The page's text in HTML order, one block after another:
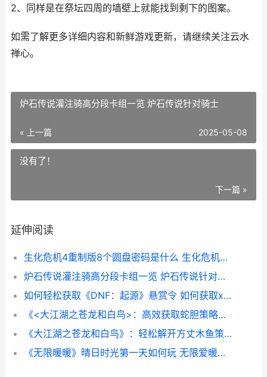
2、同样是在祭坛四周的墙壁上就能找到剩下的图案。
如需了解更多详细内容和新鲜游戏更新，请继续关注云水
禅心。
炉石传说灌注骑高分段卡组一览 炉石传说针对骑士
« 上一篇 2025-05-08
没有了！
下一篇 »
延伸阅读
生化危机4重制版8个圆盘密码是什么 生化危机4重制版解谜
炉石传说灌注骑高分段卡组一览 炉石传说针对骑士
如何轻松获取《DNF：起源》悬赏令 如何获取xdai
《<大江湖之苍龙和白鸟>：高效获取蛇胆策略》 大江湖系列小说
《大江湖之苍龙和白鸟》：轻松解开方丈木鱼策略 大江湖之苍龙与白鸟大青蚺
《无限暖暖》晴日时光第一天如何玩 无限爱暖有声小说